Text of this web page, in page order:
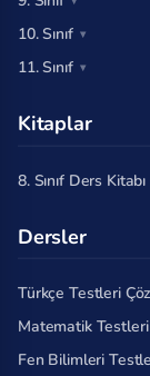
10. Sınıf
11. Sınıf
Kitaplar
8. Sınıf Ders
Dersler
Türkçe Testleri Çöz
Matematik
Fen Bilimleri